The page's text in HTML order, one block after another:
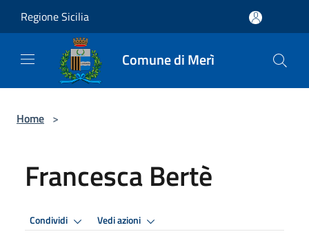
Regione Sicilia
Comune di Merì
Home >
Francesca Bertè
Condividi Vedi azioni